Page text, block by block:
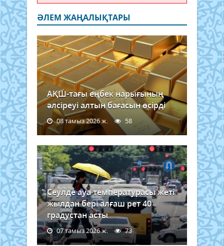
ӘЛЕМ ЖАҢАЛЫҚТАРЫ
АҚШ-тағы еңбек нарығының
әлсіреуі алтын бағасын өсірді
08 тамыз 2026 ж. 58
Сеулде ауа температурасы жеті
жылдан бері алғаш рет 40
градустан асты
07 тамыз 2026 ж. 73